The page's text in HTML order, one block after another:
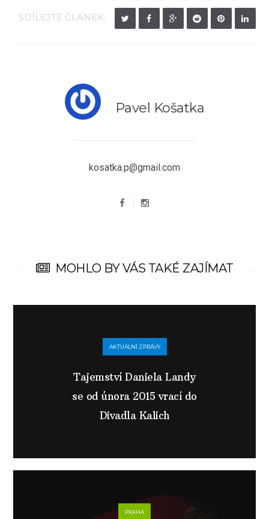
SDÍLEJTE ČLÁNEK:
Pavel Košatka
kosatka.p@gmail.com
MOHLO BY VÁS TAKÉ ZAJÍMAT
AKTUÁLNÍ ZPRÁVY
Tajemství Daniela Landy
se od února 2015 vrací do
Divadla Kalich
PRAHA